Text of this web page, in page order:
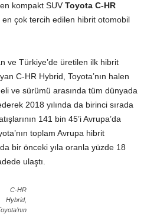
kompakt SUV Toyota C-HR
en çok tercih edilen hibrit otomobil
ve Türkiye’de üretilen ilk hibrit
C-HR Hybrid, Toyota’nın halen
ve sürümü arasında tüm dünyada
2018 yılında da birinci sırada
141 bin 45’i Avrupa’da
toplam Avrupa hibrit
bir önceki yıla oranla yüzde 18
ulaştı.
C-HR
Hybrid,